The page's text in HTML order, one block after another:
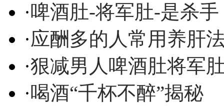
·啤酒肚-将军肚-是杀手
·应酬多的人常用养肝
·狠减男人啤酒肚将军
·喝酒“千杯不醉”揭秘